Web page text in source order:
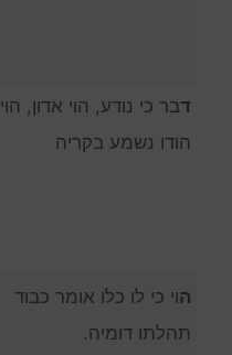
דבר כי נודע, הוי אדון, הוי
הודו נשמע בקריה
הוי כי לו כלו אומר כבוד
תהלתו דומיה.